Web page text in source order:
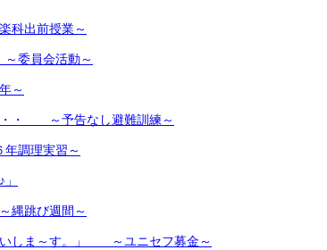
出前授業～
委員会活動～
～
・・ ～予告なし避難訓練～
調理実習～
跳び週間～
いしま～す。」 ～ユニセフ募金～